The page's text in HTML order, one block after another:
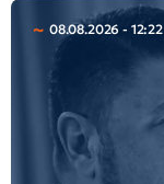
08.08.2026 - 12:22